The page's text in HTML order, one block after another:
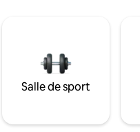
Salle de sport